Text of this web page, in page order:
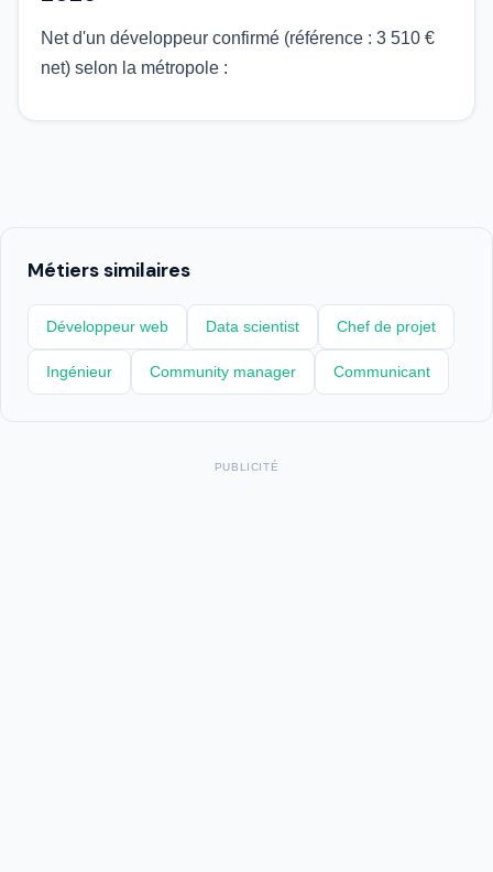
Net d'un développeur confirmé (référence : 3 510 €
net) selon la métropole :
Métiers similaires
Développeur web Data scientist Chef de projet
Ingénieur Community manager Communicant
PUBLICITÉ